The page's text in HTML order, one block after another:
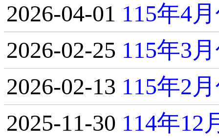
2026-04-01 115年4
2026-02-25 115年3
2026-02-13 115年2
2025-11-30 114年12